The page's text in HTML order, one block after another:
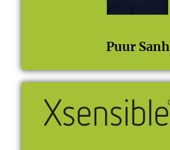
Puur Sanh